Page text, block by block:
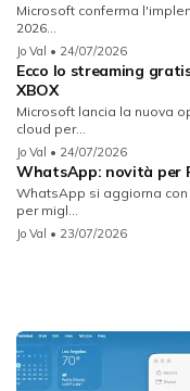
Microsoft conferma
2026...
Jo Val • 24/07/2026
Ecco lo streaming
XBOX
Microsoft lancia la nuova
cloud per...
Jo Val • 24/07/2026
WhatsApp: novità per
WhatsApp si aggiorna
per migl...
Jo Val • 23/07/2026